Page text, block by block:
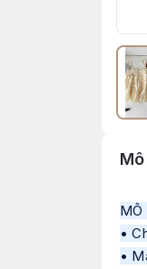
MÔ
•
•